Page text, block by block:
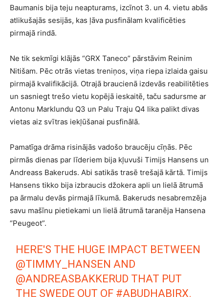
Baumanis bija teju neapturams, izcīnot 3. un 4. vietu abās
atlikušajās sesijās, kas ļāva pusfinālam kvalificēties
pirmajā rindā.
Ne tik sekmīgi klājās “GRX Taneco” pārstāvim Reinim
Nitišam. Pēc otrās vietas treniņos, viņa riepa izlaida gaisu
pirmajā kvalifikācijā. Otrajā braucienā izdevās reabilitēties
un sasniegt trešo vietu kopējā ieskaitē, taču sadursme ar
Antonu Marklundu Q3 un Palu Traju Q4 lika palikt divas
vietas aiz svītras iekļūšanai pusfinālā.
Pamatīga drāma risinājās vadošo braucēju cīņās. Pēc
pirmās dienas par līderiem bija kļuvuši Timijs Hansens un
Andreass Bakeruds. Abi satikās trasē trešajā kārtā. Timijs
Hansens tikko bija izbraucis džokera apli un lielā ātrumā
pa ārmalu devās pirmajā līkumā. Bakeruds nesabremzēja
savu mašīnu pietiekami un lielā ātrumā taranēja Hansena
“Peugeot”.
HERE'S THE HUGE IMPACT BETWEEN
@TIMMY_HANSEN AND
@ANDREASBAKKERUD THAT PUT
THE SWEDE OUT OF #ABUDHABIRX.